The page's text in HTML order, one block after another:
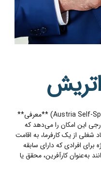
### خودحمایتی اتریش (Austria Self-Sponsorship) **معرفی**
این امکان را می‌دهد که
شغلی از یک کارفرما، به اقامت
برای افرادی که دارای سابقه
به‌عنوان کارآفرین، محقق یا